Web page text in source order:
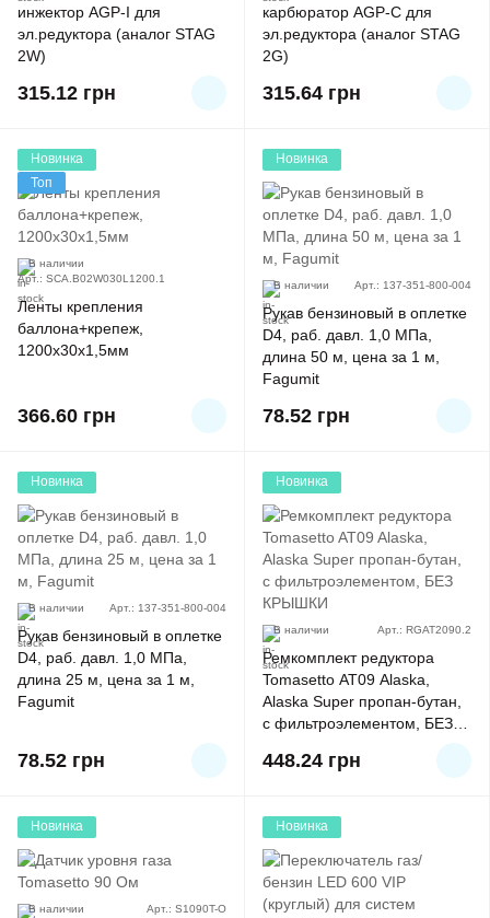
инжектор AGP-I для
эл.редуктора (аналог STAG
2W)
315.12 грн
карбюратор AGP-C для
эл.редуктора (аналог STAG
2G)
315.64 грн
Новинка
Топ
В наличии
Арт.: SCA.B02W030L1200.1
Ленты крепления
баллона+крепеж,
1200x30x1,5мм
366.60 грн
Новинка
В наличии Арт.: 137-351-800-004
Рукав бензиновый в оплетке
D4, раб. давл. 1,0 МПа,
длина 50 м, цена за 1 м,
Fagumit
78.52 грн
Новинка
В наличии Арт.: 137-351-800-004
Рукав бензиновый в оплетке
D4, раб. давл. 1,0 МПа,
длина 25 м, цена за 1 м,
Fagumit
78.52 грн
Новинка
В наличии Арт.: RGAT2090.2
Ремкомплект редуктора
Tomasetto AT09 Alaska,
Alaska Super пропан-бутан,
с фильтроэлементом, БЕЗ
448.24 грн
Новинка
В наличии Арт.: S1090T-O
Новинка